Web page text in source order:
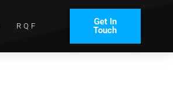
RQF
Get In
Touch